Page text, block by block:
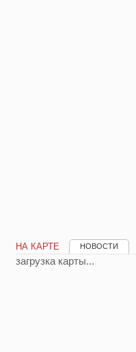
НА КАРТЕ НОВОСТИ
загрузка карты...